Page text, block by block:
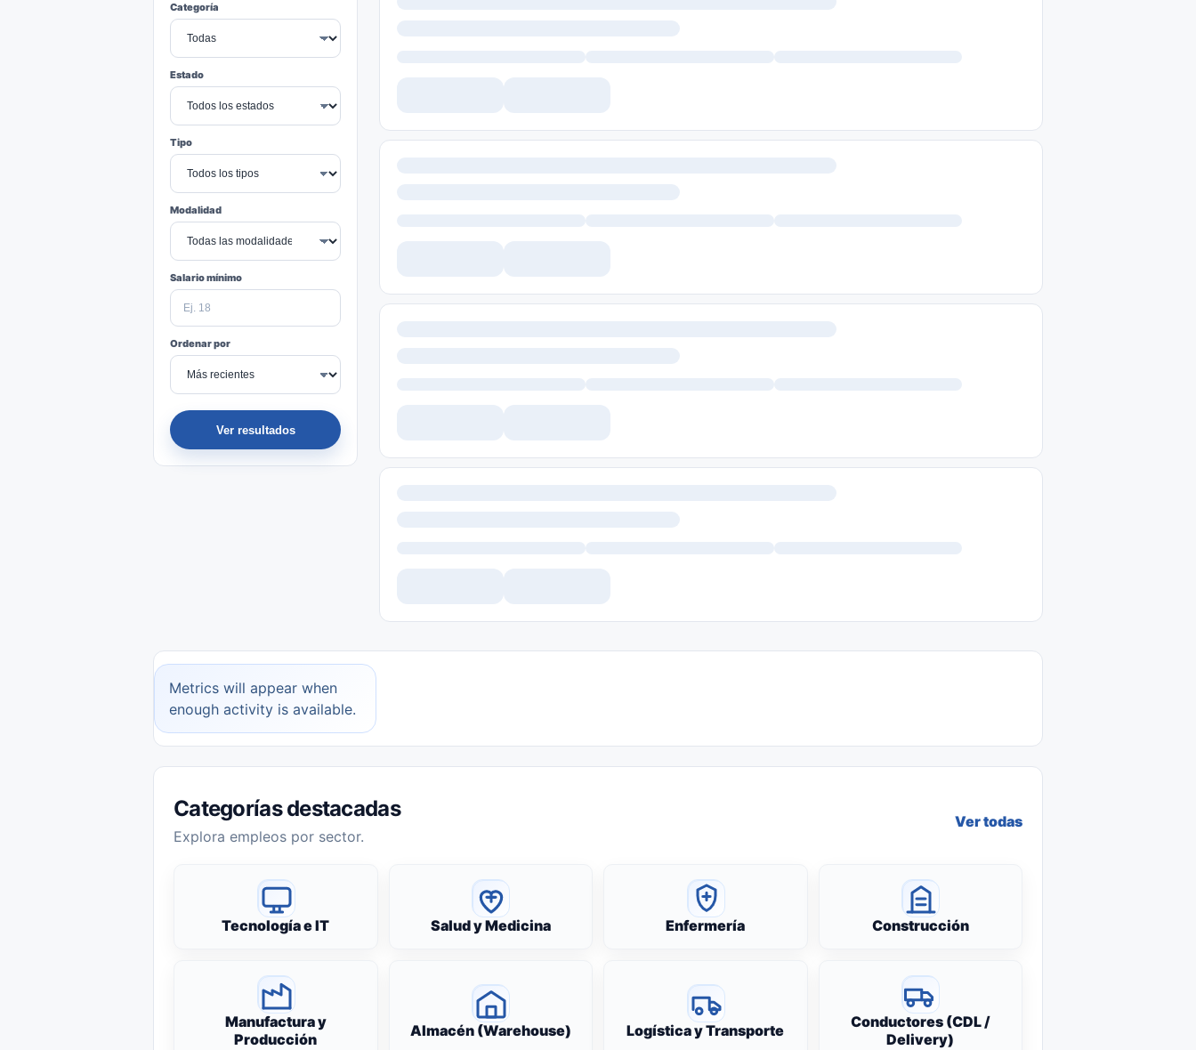
Categoría
Estado
Tipo
Modalidad
Salario mínimo
Ordenar por
Ver resultados
Metrics will appear when
enough activity is available.
Categorías destacadas
Explora empleos por sector.
Ver todas
Tecnología e IT Salud y Medicina Enfermería Construcción
Manufactura y
Producción
Almacén (Warehouse) Logística y Transporte
Conductores (CDL /
Delivery)